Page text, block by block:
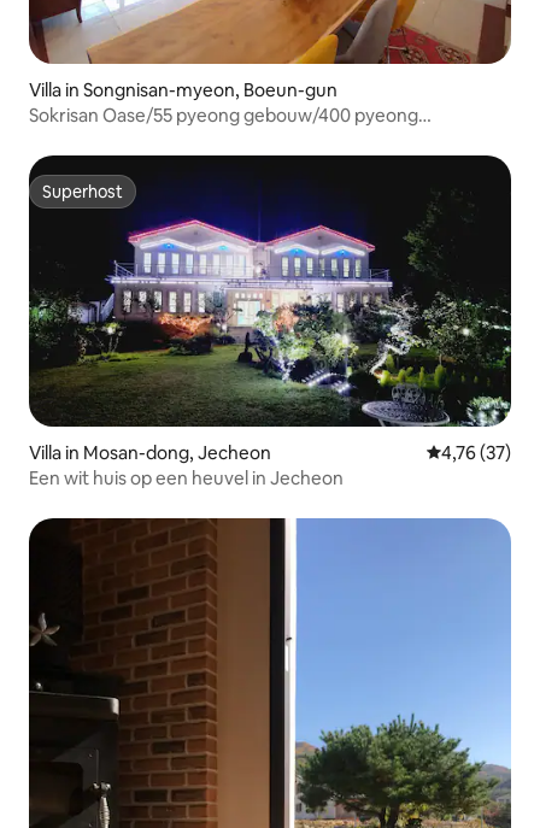
Villa in Songnisan-myeon, Boeun-gun
Sokrisan Oase/55 pyeong gebouw/400 pyeong
ruimte/tuinfeest/gezinsreis/evenement
Superhost
Superhost
Villa in Mosan-dong, Jecheon Gemiddelde
4,76 (37)
Een wit huis op een heuvel in Jecheon